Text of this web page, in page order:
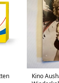
Kino